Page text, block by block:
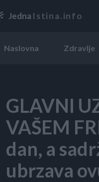
Jedna Istina.info
Naslovna Zdravlje
GLAVNI
VAŠEM
dan, a
ubrzava